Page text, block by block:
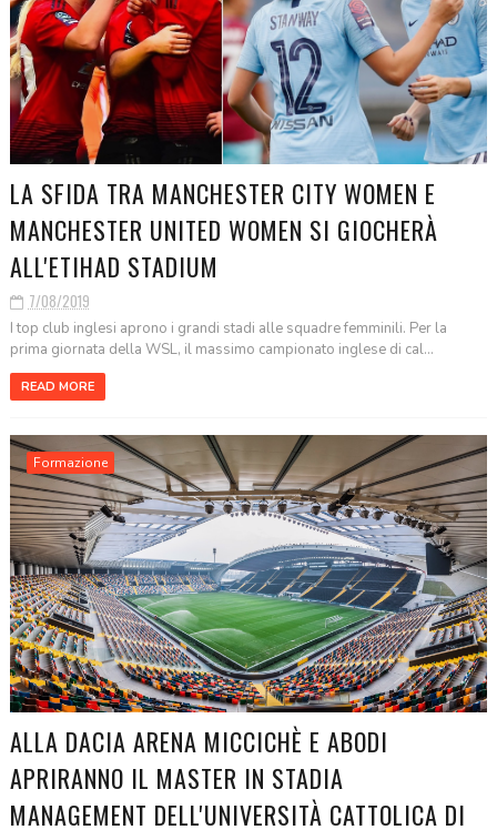
LA SFIDA TRA MANCHESTER CITY WOMEN E
MANCHESTER UNITED WOMEN SI GIOCHERÀ
ALL'ETIHAD STADIUM
7/08/2019
I top club inglesi aprono i grandi stadi alle squadre femminili. Per la
prima giornata della WSL, il massimo campionato inglese di cal...
READ MORE
Formazione
ALLA DACIA ARENA MICCICHÈ E ABODI
APRIRANNO IL MASTER IN STADIA
MANAGEMENT DELL'UNIVERSITÀ CATTOLICA DI